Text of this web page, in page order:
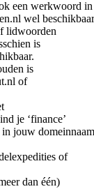
een werkwoord in
wel
lidwoorden
is
is
of
je ‘finance’
jouw
of
dan één)